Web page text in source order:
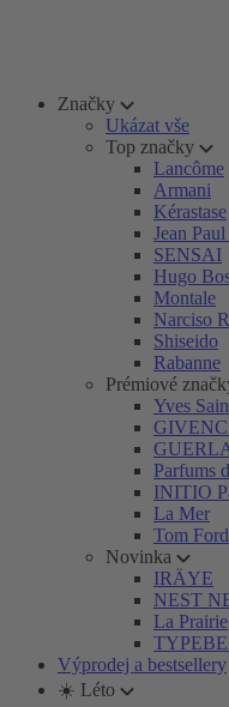
Značky
Ukázat vše
Top značky
Lancôme
Armani
Kérastase
Jean
SENSAI
Hugo
Montale
Narciso
Shiseido
Rabanne
Prémiové
Yves
Parfums
INITIO
La Mer
Tom Ford
Novinka
IRÄYE
NEST
La Prairie
Výprodej a bestsellery
☀️ Léto